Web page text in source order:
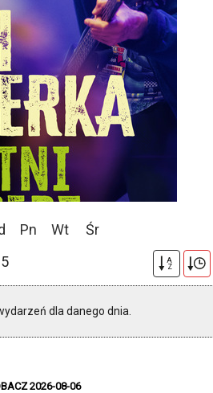
Pn Wt
Śr
A
Z
dla danego dnia.
2026-08-06